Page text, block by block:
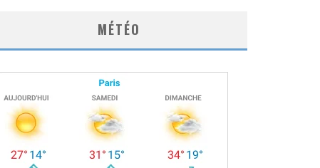
MÉTÉO